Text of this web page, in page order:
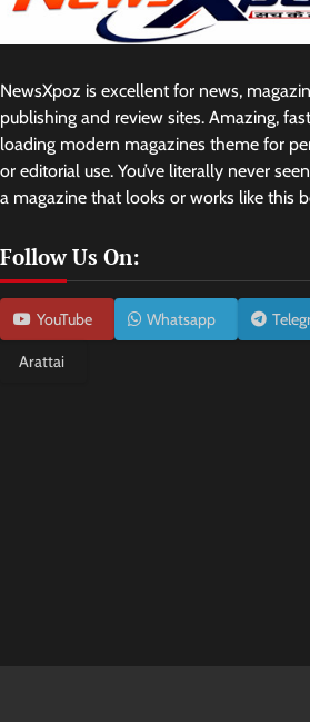
NewsXpoz is excellent for news,
publishing and review sites. Amazing,
loading modern magazines theme for
or editorial use. You’ve literally never
a magazine that looks or works like this
Follow Us On:
YouTube Whatsapp
Arattai